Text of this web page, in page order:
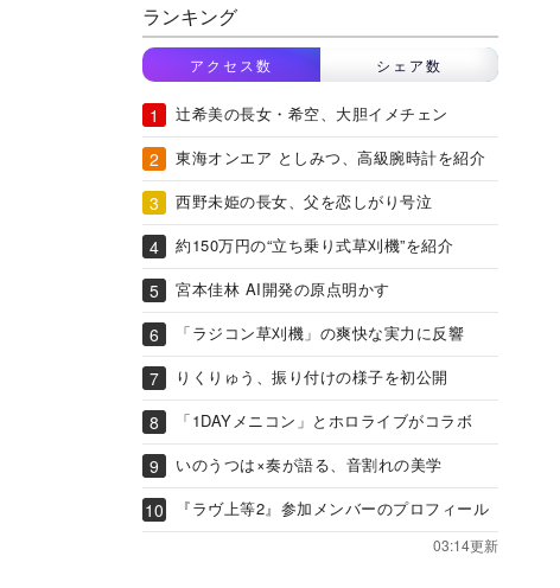
ランキング
アクセス数 シェア数
辻希美の長女・希空、大胆イメチェン
東海オンエア としみつ、高級腕時計を紹介
西野未姫の長女、父を恋しがり号泣
約150万円の“立ち乗り式草刈機”を紹介
宮本佳林 AI開発の原点明かす
「ラジコン草刈機」の爽快な実力に反響
りくりゅう、振り付けの様子を初公開
「1DAYメニコン」とホロライブがコラボ
いのうつは×奏が語る、音割れの美学
『ラヴ上等2』参加メンバーのプロフィール
03:14更新